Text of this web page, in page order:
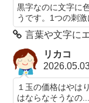
黒字なのに文字に
うです。1つの刺激
言葉や文字に
リカコ
１玉の価格はやは
はならなそうなの...